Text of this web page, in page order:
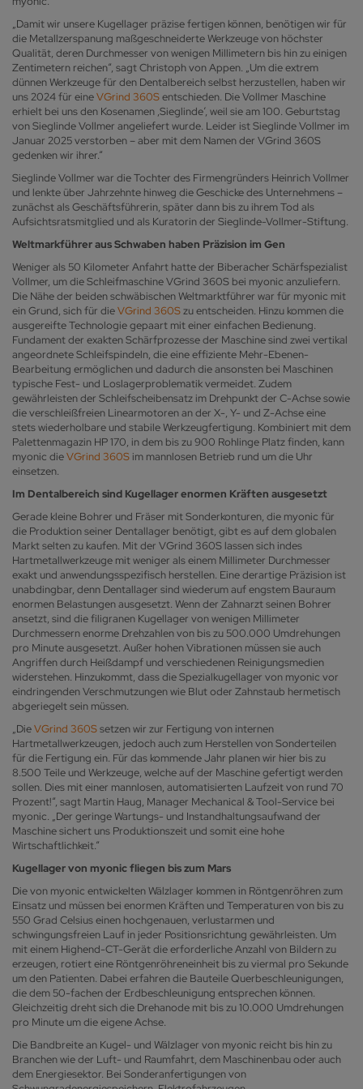
„Damit wir unsere Kugellager präzise fertigen können, benötigen wir für
die Metallzerspanung maßgeschneiderte Werkzeuge von höchster
Qualität, deren Durchmesser von wenigen Millimetern bis hin zu einigen
Zentimetern reichen“, sagt Christoph von Appen. „Um die extrem
dünnen Werkzeuge für den Dentalbereich selbst herzustellen, haben wir
uns 2024 für eineVGrind 360Sentschieden. Die Vollmer Maschine
erhielt bei uns den Kosenamen ,Sieglinde‘, weil sie am 100. Geburtstag
von Sieglinde Vollmer angeliefert wurde. Leider ist Sieglinde Vollmer im
Januar 2025 verstorben – aber mit dem Namen der VGrind 360S
gedenken wir ihrer.“
Sieglinde Vollmer war die Tochter des Firmengründers Heinrich Vollmer
und lenkte über Jahrzehnte hinweg die Geschicke des Unternehmens –
zunächst als Geschäftsführerin, später dann bis zu ihrem Tod als
Aufsichtsratsmitglied und als Kuratorin der Sieglinde-Vollmer-Stiftung.
Weltmarkführer aus Schwaben haben Präzision im Gen
Weniger als 50 Kilometer Anfahrt hatte der Biberacher Schärfspezialist
Vollmer, um die Schleifmaschine VGrind 360S bei myonic anzuliefern.
Die Nähe der beiden schwäbischen Weltmarktführer war für myonic mit
ein Grund, sich für dieVGrind 360Szu entscheiden. Hinzu kommen die
ausgereifte Technologie gepaart mit einer einfachen Bedienung.
Fundament der exakten Schärfprozesse der Maschine sind zwei vertikal
angeordnete Schleifspindeln, die eine effiziente Mehr-Ebenen-
Bearbeitung ermöglichen und dadurch die ansonsten bei Maschinen
typische Fest- und Loslagerproblematik vermeidet. Zudem
gewährleisten der Schleifscheibensatz im Drehpunkt der C-Achse sowie
die verschleißfreien Linearmotoren an der X-, Y- und Z-Achse eine
stets wiederholbare und stabile Werkzeugfertigung. Kombiniert mit dem
Palettenmagazin HP 170, in dem bis zu 900 Rohlinge Platz finden, kann
myonic dieVGrind 360S im mannlosen Betrieb rund um die Uhr
einsetzen.
Im Dentalbereich sind Kugellager enormen Kräften ausgesetzt
Gerade kleine Bohrer und Fräser mit Sonderkonturen, die myonic für
die Produktion seiner Dentallager benötigt, gibt es auf dem globalen
Markt selten zu kaufen. Mit der VGrind 360S lassen sich indes
Hartmetallwerkzeuge mit weniger als einem Millimeter Durchmesser
exakt und anwendungsspezifisch herstellen. Eine derartige Präzision ist
unabdingbar, denn Dentallager sind wiederum auf engstem Bauraum
enormen Belastungen ausgesetzt. Wenn der Zahnarzt seinen Bohrer
ansetzt, sind die filigranen Kugellager von wenigen Millimeter
Durchmessern enorme Drehzahlen von bis zu 500.000 Umdrehungen
pro Minute ausgesetzt. Außer hohen Vibrationen müssen sie auch
Angriffen durch Heißdampf und verschiedenen Reinigungsmedien
widerstehen. Hinzukommt, dass die Spezialkugellager von myonic vor
eindringenden Verschmutzungen wie Blut oder Zahnstaub hermetisch
abgeriegelt sein müssen.
„DieVGrind 360Ssetzen wir zur Fertigung von internen
Hartmetallwerkzeugen, jedoch auch zum Herstellen von Sonderteilen
für die Fertigung ein. Für das kommende Jahr planen wir hier bis zu
8.500 Teile und Werkzeuge, welche auf der Maschine gefertigt werden
sollen. Dies mit einer mannlosen, automatisierten Laufzeit von rund 70
Prozent!“, sagt Martin Haug, Manager Mechanical & Tool-Service bei
myonic. „Der geringe Wartungs- und Instandhaltungsaufwand der
Maschine sichert uns Produktionszeit und somit eine hohe
Wirtschaftlichkeit.“
Kugellager von myonic fliegen bis zum Mars
Die von myonic entwickelten Wälzlager kommen in Röntgenröhren zum
Einsatz und müssen bei enormen Kräften und Temperaturen von bis zu
550 Grad Celsius einen hochgenauen, verlustarmen und
schwingungsfreien Lauf in jeder Positionsrichtung gewährleisten. Um
mit einem Highend-CT-Gerät die erforderliche Anzahl von Bildern zu
erzeugen, rotiert eine Röntgenröhreneinheit bis zu viermal pro Sekunde
um den Patienten. Dabei erfahren die Bauteile Querbeschleunigungen,
die dem 50-fachen der Erdbeschleunigung entsprechen können.
Gleichzeitig dreht sich die Drehanode mit bis zu 10.000 Umdrehungen
pro Minute um die eigene Achse.
Die Bandbreite an Kugel- und Wälzlager von myonic reicht bis hin zu
Branchen wie der Luft- und Raumfahrt, dem Maschinenbau oder auch
dem Energiesektor. Bei Sonderanfertigungen von